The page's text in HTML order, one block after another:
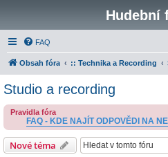
Hudební
FAQ
Obsah fóra :: Technika a Recording
Studio a recording
Pravidla fóra
FAQ - KDE NAJÍT ODPOVĚDI NA
Nové téma